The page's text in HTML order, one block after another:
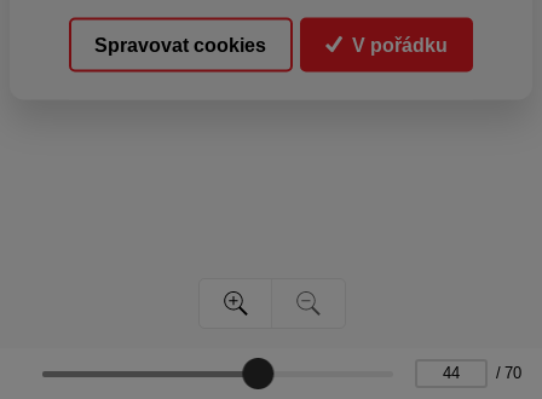
/ 70
Spravovat cookies V pořádku